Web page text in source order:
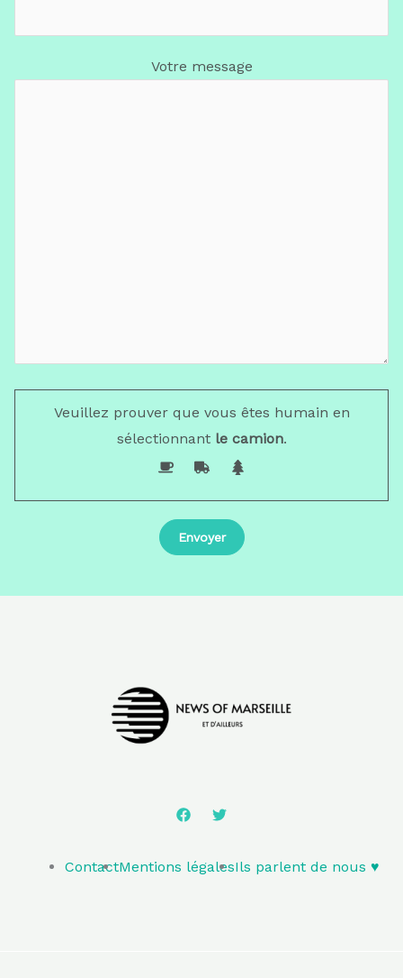
Votre message
Veuillez prouver que vous êtes humain en
sélectionnantle camion.
ContactMentions légalesIls parlent de nous ♥️